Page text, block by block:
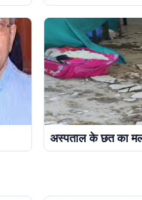
अस्पताल के छत का